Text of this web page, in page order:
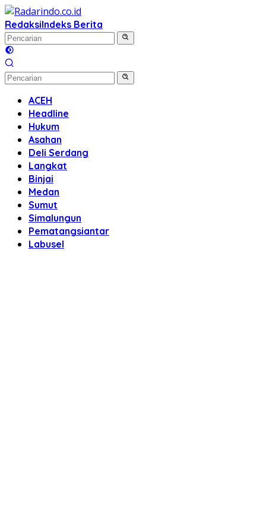
Langsung
ke
konten
RedaksiIndeks Berita
ACEH
Headline
Hukum
Asahan
Deli Serdang
Langkat
Binjai
Medan
Sumut
Simalungun
Pematangsiantar
Labusel